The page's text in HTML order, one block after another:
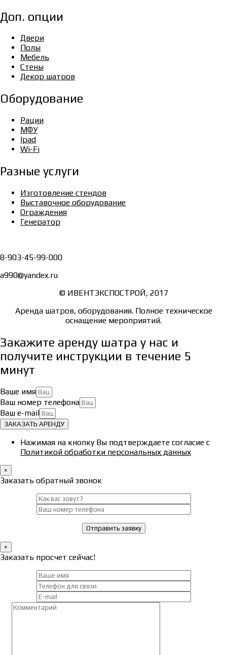
Доп. опции
Двери
Полы
Мебель
Стены
Декор шатров
Оборудование
Рации
МФУ
Ipad
Wi-Fi
Разные услуги
Изготовление стендов
Выставочное оборудование
Ограждения
Генератор
8-903-45-99-000
a990@yandex.ru
© ИВЕНТЭКСПОСТРОЙ, 2017
Аренда шатров, оборудования. Полное техническое
оснащение мероприятий.
Закажите аренду шатра у нас и
получите инструкции в течение 5
минут
Ваше имя
Ваш номер телефона
Ваш e-mail
ЗАКАЗАТЬ АРЕНДУ
Нажимая на кнопку Вы подтверждаете согласие с
Политикой обработки персональных данных
×
Заказать обратный звонок
×
Заказать просчет сейчас!